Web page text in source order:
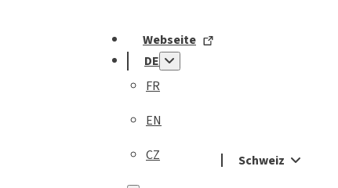
Webseite
DE
FR
EN
CZ
Schweiz